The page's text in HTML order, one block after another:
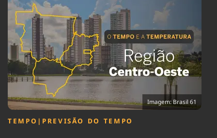
Agronegócios
Brasil
Brasil Mineral
Ciência &
Tecnologia
Cinema
Comportamento
Cultura
Economia
Educação
Infraestrutura
Internacional
Política
Saúde
Tempo
Imagem: Brasil 61
TEMPO | PREVISÃO DO TEMPO